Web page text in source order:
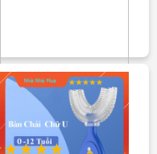
chải đánh răng điện cho bé
Remax U Plus Cao Cấp
699.000₫
950.000₫
Đã Bán: 35